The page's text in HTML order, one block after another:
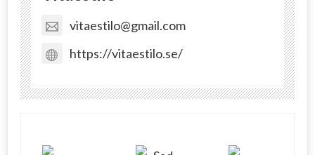
vitaestilo@gmail.com
https://vitaestilo.se/